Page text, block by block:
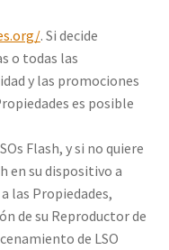
. Si decide
o todas las
y las promociones
es posible
Flash, y si no quiere
en su dispositivo a
las Propiedades,
de su Reproductor de
de LSO